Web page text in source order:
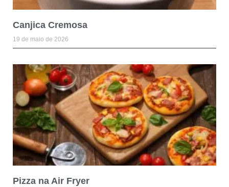
Canjica Cremosa
19 de maio de 2026
Pizza na Air Fryer